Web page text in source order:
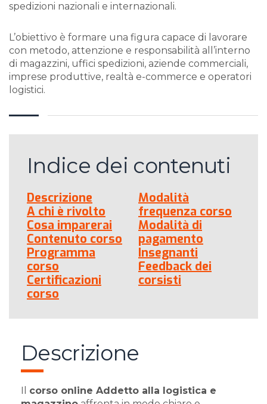
spedizioni nazionali e internazionali.
L’obiettivo è formare una figura capace di lavorare
con metodo, attenzione e responsabilità all’interno
di magazzini, uffici spedizioni, aziende commerciali,
imprese produttive, realtà e-commerce e operatori
logistici.
Indice dei contenuti
Descrizione
A chi è rivolto
Cosa imparerai
Contenuto corso
Programma
corso
Certificazioni
corso
Modalità
frequenza corso
Modalità di
pagamento
Insegnanti
Feedback dei
corsisti
Descrizione
corso online Addetto alla logistica e